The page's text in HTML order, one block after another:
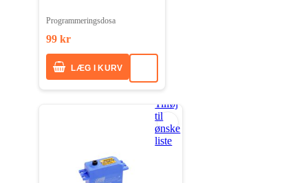
Programmeringsdosa
99 kr
LÆG I KURV
Tilføj
til
ønske
liste